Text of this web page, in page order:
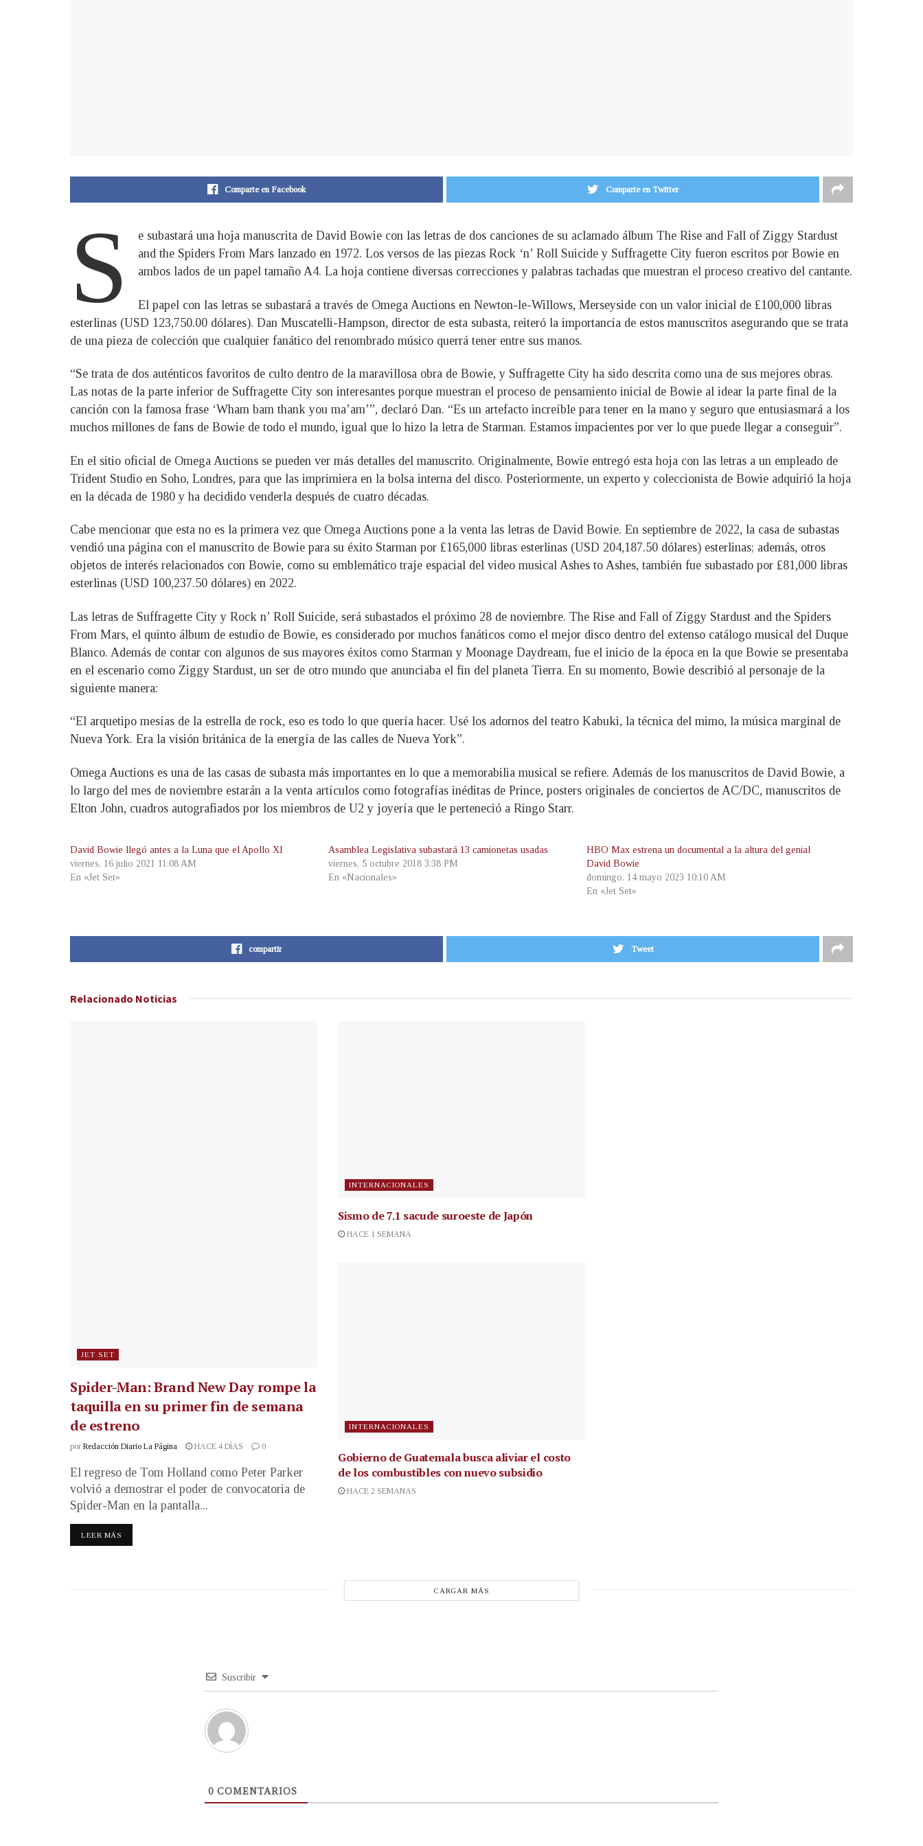
Comparte en Facebook Comparte en Twitter
S
e subastará una hoja manuscrita de David Bowie con las letras de dos canciones de su aclamado álbum The Rise and Fall of Ziggy Stardust
and the Spiders From Mars lanzado en 1972. Los versos de las piezas Rock ‘n’ Roll Suicide y Suffragette City fueron escritos por Bowie en
ambos lados de un papel tamaño A4. La hoja contiene diversas correcciones y palabras tachadas que muestran el proceso creativo del cantante.
El papel con las letras se subastará a través de Omega Auctions en Newton-le-Willows, Merseyside con un valor inicial de £100,000 libras
esterlinas (USD 123,750.00 dólares). Dan Muscatelli-Hampson, director de esta subasta, reiteró la importancia de estos manuscritos asegurando que se trata
de una pieza de colección que cualquier fanático del renombrado músico querrá tener entre sus manos.
“Se trata de dos auténticos favoritos de culto dentro de la maravillosa obra de Bowie, y Suffragette City ha sido descrita como una de sus mejores obras.
Las notas de la parte inferior de Suffragette City son interesantes porque muestran el proceso de pensamiento inicial de Bowie al idear la parte final de la
canción con la famosa frase ‘Wham bam thank you ma’am’”, declaró Dan. “Es un artefacto increíble para tener en la mano y seguro que entusiasmará a los
muchos millones de fans de Bowie de todo el mundo, igual que lo hizo la letra de Starman. Estamos impacientes por ver lo que puede llegar a conseguir”.
En el sitio oficial de Omega Auctions se pueden ver más detalles del manuscrito. Originalmente, Bowie entregó esta hoja con las letras a un empleado de
Trident Studio en Soho, Londres, para que las imprimiera en la bolsa interna del disco. Posteriormente, un experto y coleccionista de Bowie adquirió la hoja
en la década de 1980 y ha decidido venderla después de cuatro décadas.
Cabe mencionar que esta no es la primera vez que Omega Auctions pone a la venta las letras de David Bowie. En septiembre de 2022, la casa de subastas
vendió una página con el manuscrito de Bowie para su éxito Starman por £165,000 libras esterlinas (USD 204,187.50 dólares) esterlinas; además, otros
objetos de interés relacionados con Bowie, como su emblemático traje espacial del video musical Ashes to Ashes, también fue subastado por £81,000 libras
esterlinas (USD 100,237.50 dólares) en 2022.
Las letras de Suffragette City y Rock n’ Roll Suicide, será subastados el próximo 28 de noviembre. The Rise and Fall of Ziggy Stardust and the Spiders
From Mars, el quinto álbum de estudio de Bowie, es considerado por muchos fanáticos como el mejor disco dentro del extenso catálogo musical del Duque
Blanco. Además de contar con algunos de sus mayores éxitos como Starman y Moonage Daydream, fue el inicio de la época en la que Bowie se presentaba
en el escenario como Ziggy Stardust, un ser de otro mundo que anunciaba el fin del planeta Tierra. En su momento, Bowie describió al personaje de la
siguiente manera:
“El arquetipo mesías de la estrella de rock, eso es todo lo que quería hacer. Usé los adornos del teatro Kabuki, la técnica del mimo, la música marginal de
Nueva York. Era la visión británica de la energía de las calles de Nueva York”.
Omega Auctions es una de las casas de subasta más importantes en lo que a memorabilia musical se refiere. Además de los manuscritos de David Bowie, a
lo largo del mes de noviembre estarán a la venta artículos como fotografías inéditas de Prince, posters originales de conciertos de AC/DC, manuscritos de
Elton John, cuadros autografiados por los miembros de U2 y joyería que le perteneció a Ringo Starr.
David Bowie llegó antes a la Luna que el Apollo XI
viernes, 16 julio 2021 11:08 AM
En «Jet Set»
Asamblea Legislativa subastará 13 camionetas usadas
viernes, 5 octubre 2018 3:38 PM
En «Nacionales»
HBO Max estrena un documental a la altura del genial
David Bowie
domingo, 14 mayo 2023 10:10 AM
En «Jet Set»
compartir Tweet
Relacionado Noticias
JET SET
Spider-Man: Brand New Day rompe la
taquilla en su primer fin de semana
de estreno
por Redacción Diario La Página HACE 4 DÍAS 0
El regreso de Tom Holland como Peter Parker
volvió a demostrar el poder de convocatoria de
Spider-Man en la pantalla...
LEER MÁS
INTERNACIONALES
Sismo de 7.1 sacude suroeste de Japón
HACE 1 SEMANA
INTERNACIONALES
Gobierno de Guatemala busca aliviar el costo
de los combustibles con nuevo subsidio
HACE 2 SEMANAS
CARGAR MÁS
Suscribir
0 COMENTARIOS